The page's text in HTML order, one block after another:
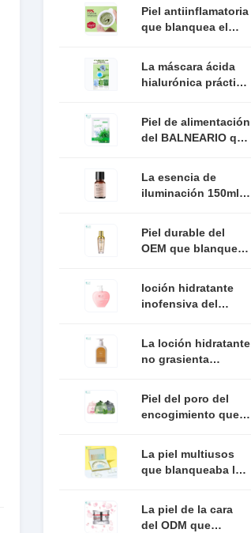
Piel antiinflamatoria
que blanquea el
del árbol del té del
alimento
La máscara ácida
hialurónica práctica
blanquear la
máscara
Piel de alimentación
del BALNEARIO que
máscara facial del
cuidado
La esencia de
iluminación 150ml
amarillear
Piel durable del
OEM que blanquea
antienvejecedor
con el casquillo del
loción hidratante
inofensiva del
ablandamiento
multifuncional de la
La loción hidratante
no grasienta
cuerpo de la
almendra de la
Piel del poro del
encogimiento que
Cleanser For
Exfoliating
La piel multiusos
que blanqueaba las
portátil
La piel de la cara
del ODM que